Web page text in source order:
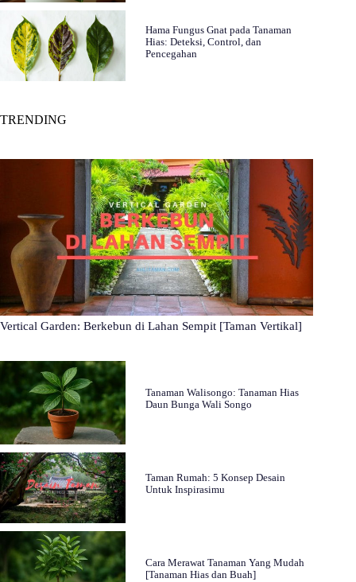
Hama Fungus Gnat pada Tanaman
Hias: Deteksi, Control, dan
Pencegahan
TRENDING
Vertical Garden: Berkebun di Lahan Sempit [Taman Vertikal]
Tanaman Walisongo: Tanaman Hias
Daun Bunga Wali Songo
Taman Rumah: 5 Konsep Desain
Untuk Inspirasimu
Cara Merawat Tanaman Yang Mudah
[Tanaman Hias dan Buah]